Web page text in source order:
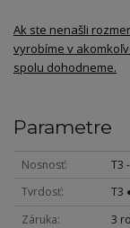
Ak ste nenašli
vyrobíme v
spolu dohodneme.
Parametre
Nosnosť
T3
Tvrdosť
T3
Záruka
3